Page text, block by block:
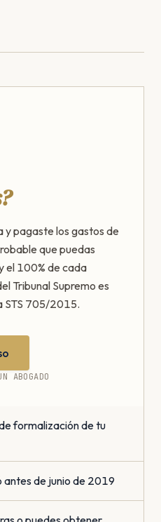
y pagaste los gastos de
que puedas
el 100% de cada
Tribunal Supremo es
STS 705/2015.
ABOGADO
formalización de tu
antes de junio de 2019